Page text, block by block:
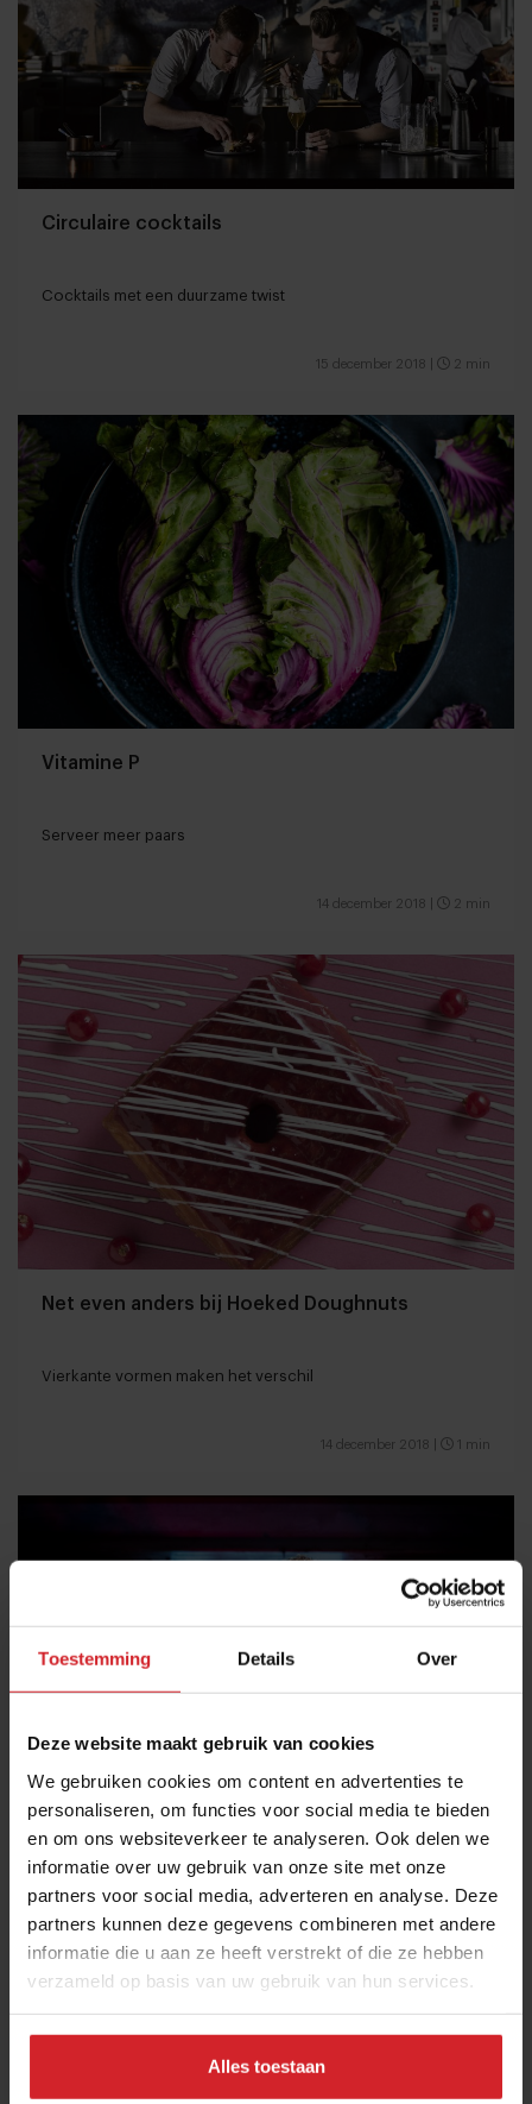
Toestemming Details Over
Deze website maakt gebruik van cookies
We gebruiken cookies om content en advertenties te
personaliseren, om functies voor social media te bieden
en om ons websiteverkeer te analyseren. Ook delen we
informatie over uw gebruik van onze site met onze
partners voor social media, adverteren en analyse. Deze
partners kunnen deze gegevens combineren met andere
informatie die u aan ze heeft verstrekt of die ze hebben
verzameld op basis van uw gebruik van hun services.
Alles toestaan
Circulaire cocktails
Cocktails met een duurzame twist
15 december 2018 2 min
Vitamine P
Serveer meer paars
14 december 2018 2 min
Net even anders bij Hoeked Doughnuts
Vierkante vormen maken het verschil
14 december 2018 1 min
Duurzaamheid flauwekul? Dan ben je echt een
lul!
Het nieuwe normaal volgens festivalrevolutiemanager
13 december 2018| 4 min